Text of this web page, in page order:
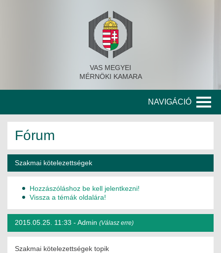
VAS MEGYEI
MÉRNÖKI KAMARA
NAVIGÁCIÓ
SZERVEZETI FELÉPÍTÉS
KITÜNTETETT MÉRNÖKÖK
MÉRNÖK ELŐDÖK
Fórum
Szakmai kötelezettségek
Hozzászóláshoz be kell jelentkezni!
Vissza a témák oldalára!
2015.05.25. 11:33 - Admin (Válasz erre)
Szakmai kötelezettségek topik